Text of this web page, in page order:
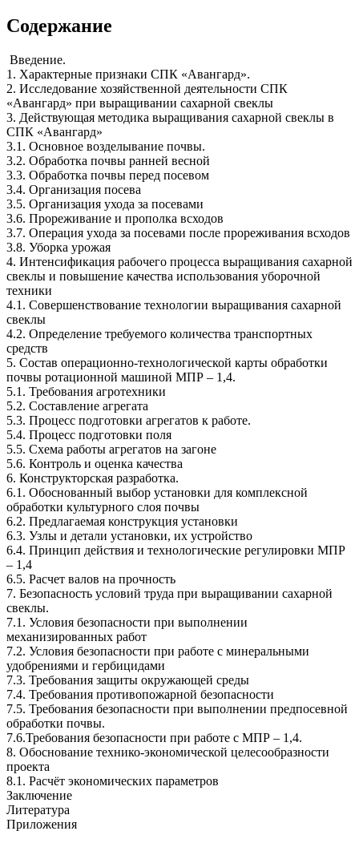
Содержание
Введение.
1. Характерные признаки СПК «Авангард».
2. Исследование хозяйственной деятельности СПК
«Авангард» при выращивании сахарной свеклы
3. Действующая методика выращивания сахарной свеклы в
СПК «Авангард»
3.1. Основное возделывание почвы.
3.2. Обработка почвы ранней весной
3.3. Обработка почвы перед посевом
3.4. Организация посева
3.5. Организация ухода за посевами
3.6. Прореживание и прополка всходов
3.7. Операция ухода за посевами после прореживания всходов
3.8. Уборка урожая
4. Интенсификация рабочего процесса выращивания сахарной
свеклы и повышение качества использования уборочной
техники
4.1. Совершенствование технологии выращивания сахарной
свеклы
4.2. Определение требуемого количества транспортных
средств
5. Состав операционно-технологической карты обработки
почвы ротационной машиной МПР – 1,4.
5.1. Требования агротехники
5.2. Составление агрегата
5.3. Процесс подготовки агрегатов к работе.
5.4. Процесс подготовки поля
5.5. Схема работы агрегатов на загоне
5.6. Контроль и оценка качества
6. Конструкторская разработка.
6.1. Обоснованный выбор установки для комплексной
обработки культурного слоя почвы
6.2. Предлагаемая конструкция установки
6.3. Узлы и детали установки, их устройство
6.4. Принцип действия и технологические регулировки МПР
– 1,4
6.5. Расчет валов на прочность
7. Безопасность условий труда при выращивании сахарной
свеклы.
7.1. Условия безопасности при выполнении
механизированных работ
7.2. Условия безопасности при работе с минеральными
удобрениями и гербицидами
7.3. Требования защиты окружающей среды
7.4. Требования противопожарной безопасности
7.5. Требования безопасности при выполнении предпосевной
обработки почвы.
7.6.Требования безопасности при работе с МПР – 1,4.
8. Обоснование технико-экономической целесообразности
проекта
8.1. Расчёт экономических параметров
Заключение
Литература
Приложения